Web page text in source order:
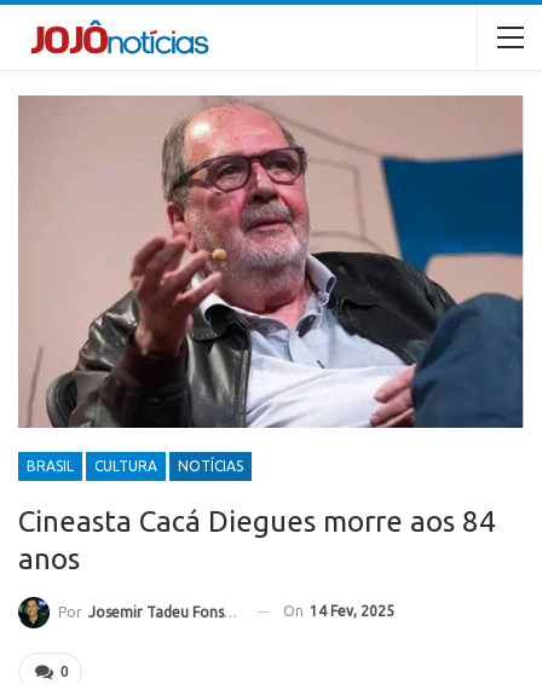
BRASIL CULTURA NOTÍCIAS
Cineasta Cacá Diegues morre aos 84
anos
Por Josemir Tadeu Fonseca On 14 Fev, 2025
0